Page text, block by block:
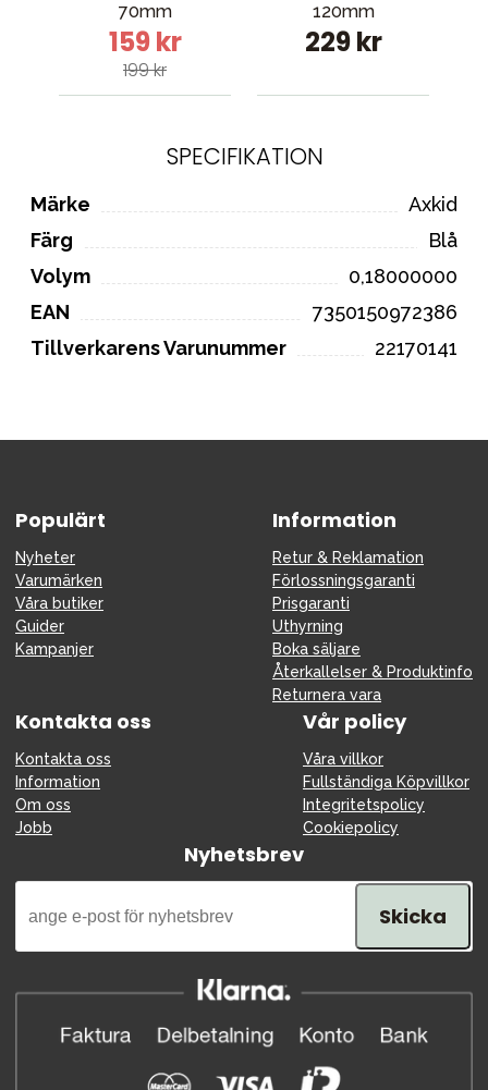
70mm
159 kr
199 kr
120mm
229 kr
SPECIFIKATION
Märke
Axkid
Färg
Blå
Volym
0,18000000
EAN
7350150972386
Tillverkarens Varunummer
22170141
Populärt
Nyheter
Varumärken
Våra butiker
Guider
Kampanjer
Information
Retur & Reklamation
Förlossningsgaranti
Prisgaranti
Uthyrning
Boka säljare
Återkallelser & Produktinfo
Returnera vara
Kontakta oss
Kontakta oss
Information
Om oss
Jobb
Vår policy
Våra villkor
Fullständiga Köpvillkor
Integritetspolicy
Cookiepolicy
Nyhetsbrev
Skicka